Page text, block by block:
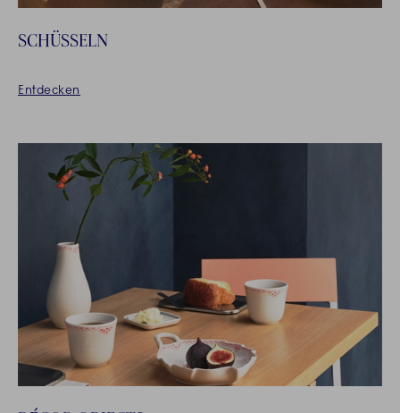
SCHÜSSELN
Entdecken